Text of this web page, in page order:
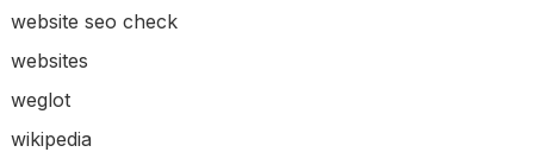
website seo check
websites
weglot
wikipedia